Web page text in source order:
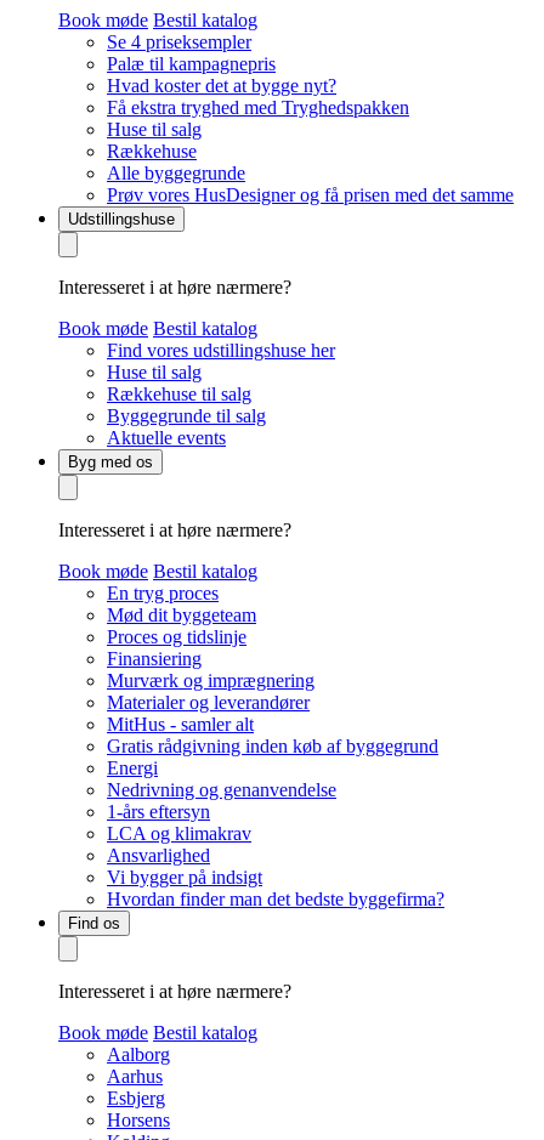
Book møde Bestil katalog
Se 4 priseksempler
Palæ til kampagnepris
Hvad koster det at bygge nyt?
Få ekstra tryghed med Tryghedspakken
Huse til salg
Rækkehuse
Alle byggegrunde
Prøv vores HusDesigner og få prisen med det samme
Udstillingshuse
Interesseret i at høre nærmere?
Book møde Bestil katalog
Find vores udstillingshuse her
Huse til salg
Rækkehuse til salg
Byggegrunde til salg
Aktuelle events
Byg med os
Interesseret i at høre nærmere?
Book møde Bestil katalog
En tryg proces
Mød dit byggeteam
Proces og tidslinje
Finansiering
Murværk og imprægnering
Materialer og leverandører
MitHus - samler alt
Gratis rådgivning inden køb af byggegrund
Energi
Nedrivning og genanvendelse
1-års eftersyn
LCA og klimakrav
Ansvarlighed
Vi bygger på indsigt
Hvordan finder man det bedste byggefirma?
Find os
Interesseret i at høre nærmere?
Book møde Bestil katalog
Aalborg
Aarhus
Esbjerg
Horsens